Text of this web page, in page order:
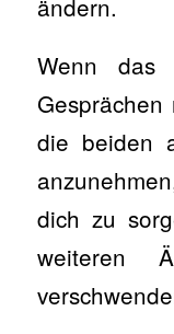
ändern.
Wenn das
die beiden
dich zu
weiteren